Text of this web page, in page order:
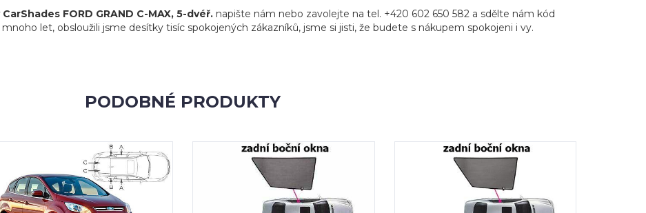
FORD GRAND C-MAX, 5-dvéř. napište nám nebo zavolejte na tel. +420 602 650 582 a sdělte nám kód
let, obsloužili jsme desítky tisíc spokojených zákazníků, jsme si jisti, že budete s nákupem spokojeni i vy.
PODOBNÉ PRODUKTY